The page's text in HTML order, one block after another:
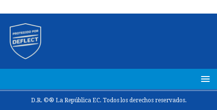
D.R. ©® La República EC. Todos los derechos reservados.